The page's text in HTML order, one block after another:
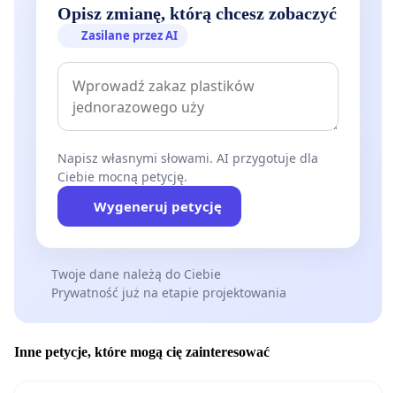
Opisz zmianę, którą chcesz zobaczyć
Zasilane przez AI
Napisz własnymi słowami. AI przygotuje dla
Ciebie mocną petycję.
Wygeneruj petycję
Twoje dane należą do Ciebie
Prywatność już na etapie projektowania
Inne petycje, które mogą cię zainteresować